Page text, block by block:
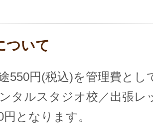
ついて
550円(税込)を管理費とし
タルスタジオ校／出張レ
となります。